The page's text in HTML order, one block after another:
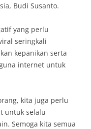
Budi Susanto.
yang perlu
seringkali
kepanikan serta
internet untuk
kita juga perlu
untuk selalu
Semoga kita semua